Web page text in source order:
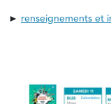
► renseignements et